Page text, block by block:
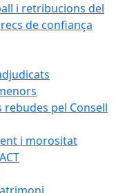
i retribucions del
de confiança
pel Consell
i morositat